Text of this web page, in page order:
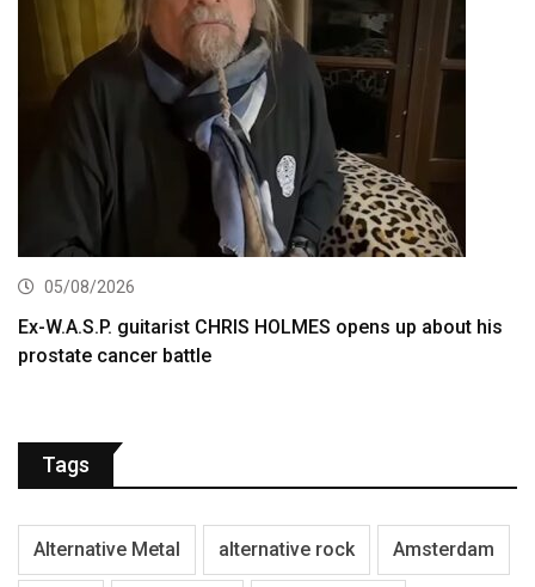
05/08/2026
Ex-W.A.S.P. guitarist CHRIS HOLMES opens up about his
prostate cancer battle
Tags
Alternative Metal alternative rock Amsterdam